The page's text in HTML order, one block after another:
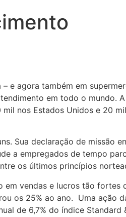
e agora também em
em todo o mundo.
nos Estados Unidos e 20
Sua declaração de missão
a empregados de tempo
os últimos princípios
vendas e lucros tão
os 25% ao ano. Uma ação
de 6,7% do índice Standard